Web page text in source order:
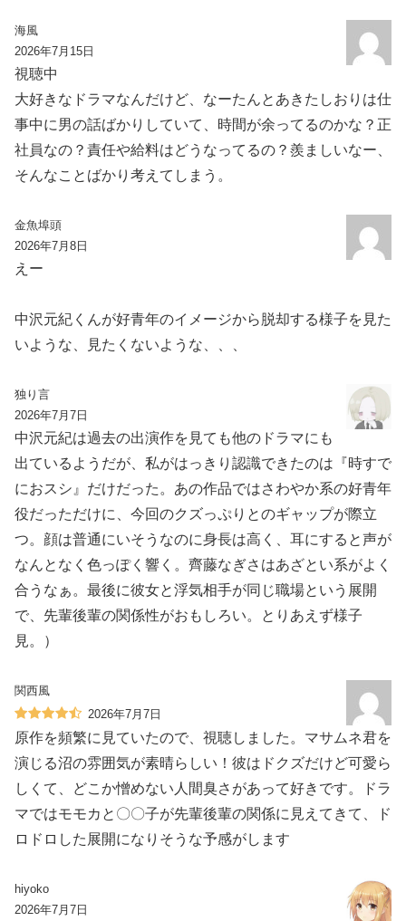
海風
2026年7月15日
視聴中
大好きなドラマなんだけど、なーたんとあきたしおりは仕
事中に男の話ばかりしていて、時間が余ってるのかな？正
社員なの？責任や給料はどうなってるの？羨ましいなー、
そんなことばかり考えてしまう。
金魚埠頭
2026年7月8日
えー
中沢元紀くんが好青年のイメージから脱却する様子を見た
いような、見たくないような、、、
独り言
2026年7月7日
中沢元紀は過去の出演作を見ても他のドラマにも
出ているようだが、私がはっきり認識できたのは『時すで
におスシ』だけだった。あの作品ではさわやか系の好青年
役だっただけに、今回のクズっぷりとのギャップが際立
つ。顔は普通にいそうなのに身長は高く、耳にすると声が
なんとなく色っぽく響く。齊藤なぎさはあざとい系がよく
合うなぁ。最後に彼女と浮気相手が同じ職場という展開
で、先輩後輩の関係性がおもしろい。とりあえず様子
見。）
関西風
2026年7月7日
原作を頻繁に見ていたので、視聴しました。マサムネ君を
演じる沼の雰囲気が素晴らしい！彼はドクズだけど可愛ら
しくて、どこか憎めない人間臭さがあって好きです。ドラ
マではモモカと〇〇子が先輩後輩の関係に見えてきて、ド
ロドロした展開になりそうな予感がします
hiyoko
2026年7月7日